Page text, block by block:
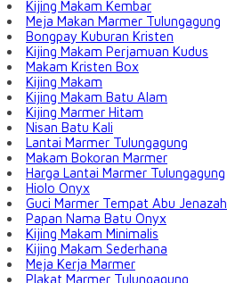
Kijing Makam Kembar
Meja Makan Marmer Tulungagung
Bongpay Kuburan Kristen
Kijing Makam Perjamuan Kudus
Makam Kristen Box
Kijing Makam
Kijing Makam Batu Alam
Kijing Marmer Hitam
Nisan Batu Kali
Lantai Marmer Tulungagung
Makam Bokoran Marmer
Harga Lantai Marmer Tulungagung
Hiolo Onyx
Guci Marmer Tempat Abu Jenazah
Papan Nama Batu Onyx
Kijing Makam Minimalis
Kijing Makam Sederhana
Meja Kerja Marmer
Plakat Marmer Tulungagung